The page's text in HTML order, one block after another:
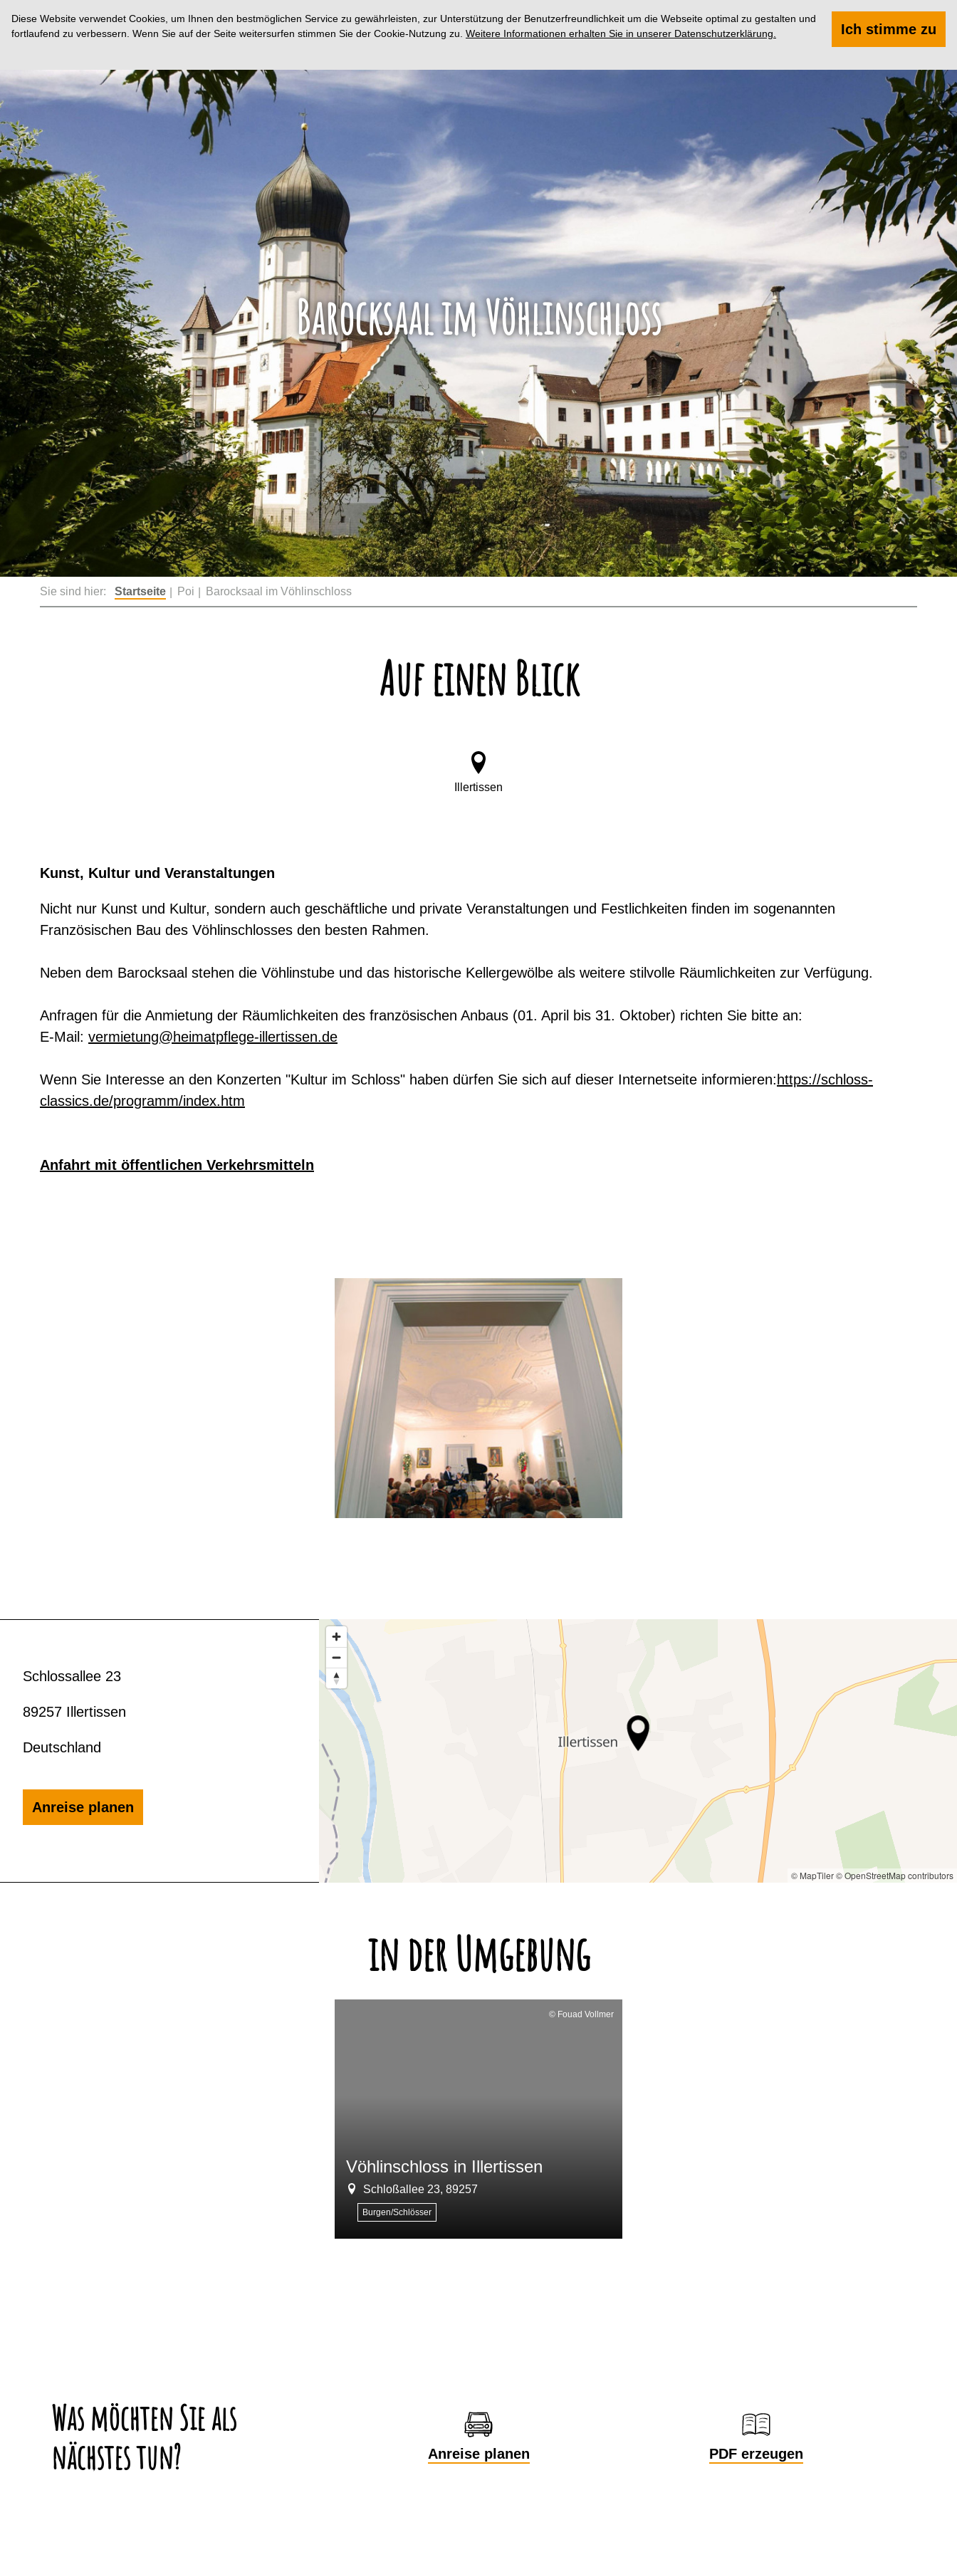
Diese Website verwendet Cookies, um Ihnen den bestmöglichen Service zu gewährleisten, zur Unterstützung der Benutzerfreundlichkeit um die Webseite optimal zu gestalten und
fortlaufend zu verbessern. Wenn Sie auf der Seite weitersurfen stimmen Sie der Cookie-Nutzung zu. Weitere Informationen erhalten Sie in unserer Datenschutzerklärung. Ich stimme zu
Suchen
Barocksaal im Vöhlinschloss
Sie sind hier: Startseite Poi Barocksaal im Vöhlinschloss
Auf einen Blick
Illertissen
Kunst, Kultur und Veranstaltungen
Nicht nur Kunst und Kultur, sondern auch geschäftliche und private Veranstaltungen und Festlichkeiten finden im sogenannten
Französischen Bau des Vöhlinschlosses den besten Rahmen.
Neben dem Barocksaal stehen die Vöhlinstube und das historische Kellergewölbe als weitere stilvolle Räumlichkeiten zur Verfügung.
Anfragen für die Anmietung der Räumlichkeiten des französischen Anbaus (01. April bis 31. Oktober) richten Sie bitte an:
E-Mail: vermietung@heimatpflege-illertissen.de
Wenn Sie Interesse an den Konzerten "Kultur im Schloss" haben dürfen Sie sich auf dieser Internetseite informieren:https://schloss-
classics.de/programm/index.htm
Anfahrt mit öffentlichen Verkehrsmitteln
Schlossallee 23
89257 Illertissen
Deutschland
Anreise planen
© MapTiler© OpenStreetMap contributors
in der Umgebung
© Fouad Vollmer
Vöhlinschloss in Illertissen
Schloßallee 23, 89257
Burgen/Schlösser
Was möchten Sie als
nächstes tun?
Anreise planen PDF erzeugen